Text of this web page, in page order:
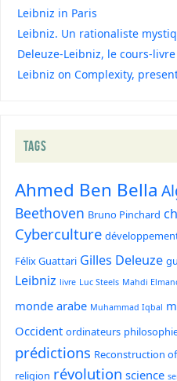
Leibniz in Paris
Leibniz. Un rationaliste
Deleuze-Leibniz, le cours-livre
Leibniz on Complexity,
TAGS
Ahmed Ben Bella
Beethoven Bruno Pinchard
Cyberculture
Félix Guattari Gilles Deleuze
Leibniz livre Luc Steels Mahdi
monde arabe Muhammad Iqbal
Occident ordinateurs
prédictions Reconstruction
religion révolution science